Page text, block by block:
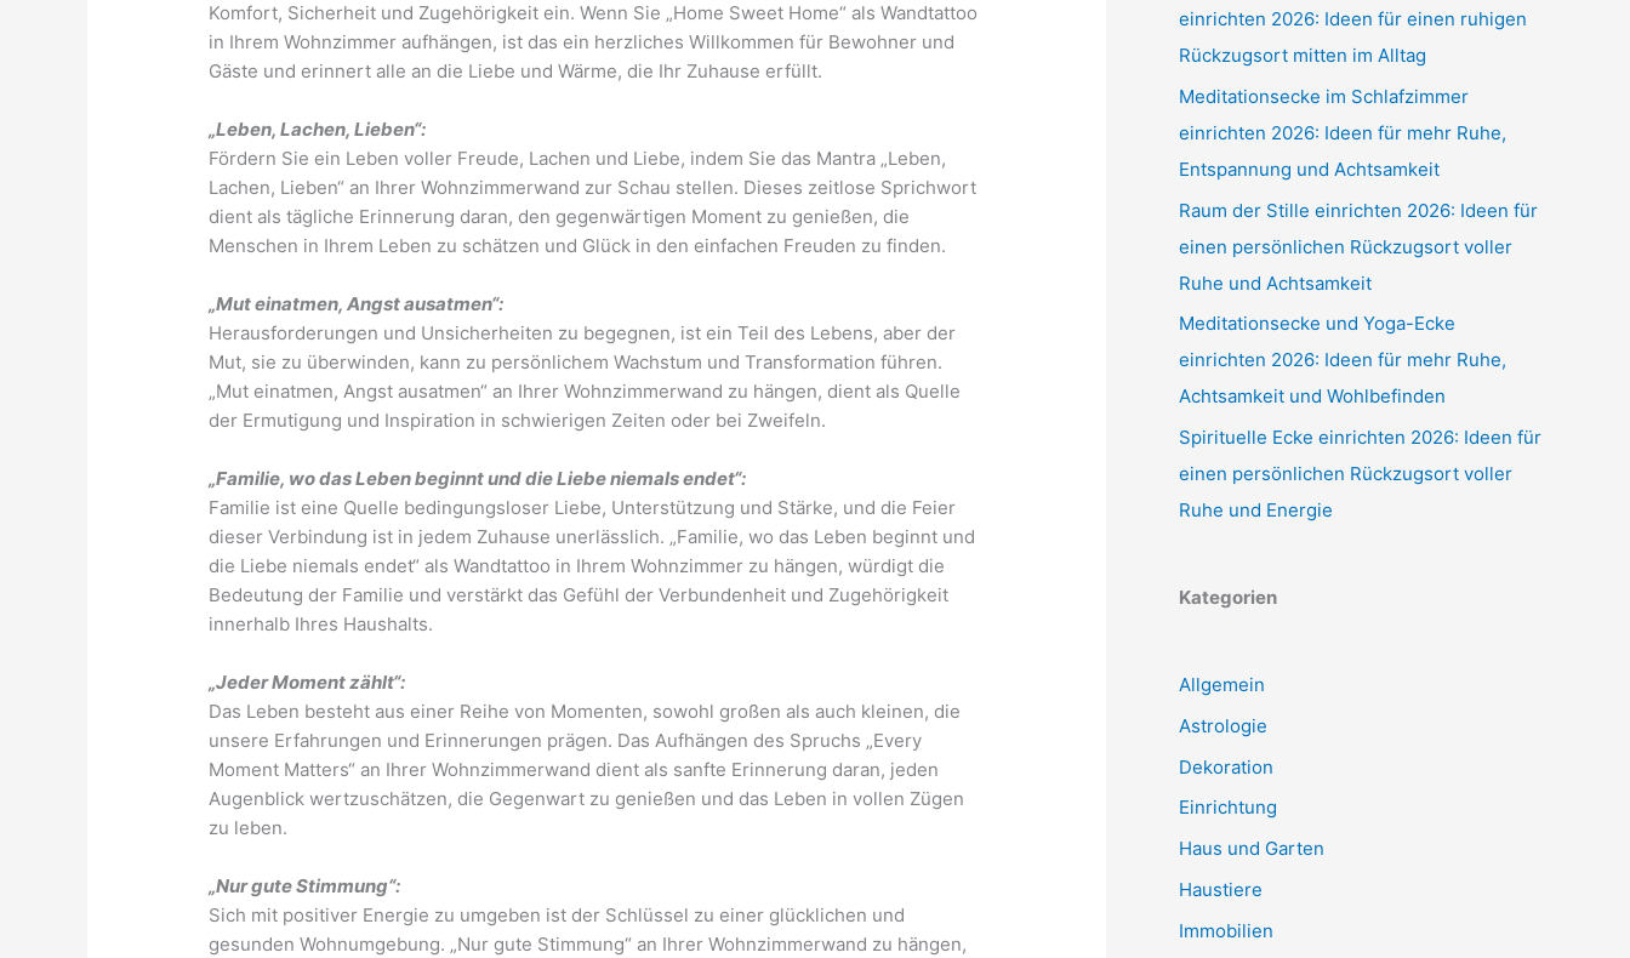
Komfort, Sicherheit und Zugehörigkeit ein. Wenn Sie „Home Sweet Home“ als Wandtattoo
in Ihrem Wohnzimmer aufhängen, ist das ein herzliches Willkommen für Bewohner und
Gäste und erinnert alle an die Liebe und Wärme, die Ihr Zuhause erfüllt.
„Leben, Lachen, Lieben“:
Fördern Sie ein Leben voller Freude, Lachen und Liebe, indem Sie das Mantra „Leben,
Lachen, Lieben“ an Ihrer Wohnzimmerwand zur Schau stellen. Dieses zeitlose Sprichwort
dient als tägliche Erinnerung daran, den gegenwärtigen Moment zu genießen, die
Menschen in Ihrem Leben zu schätzen und Glück in den einfachen Freuden zu finden.
„Mut einatmen, Angst ausatmen“:
Herausforderungen und Unsicherheiten zu begegnen, ist ein Teil des Lebens, aber der
Mut, sie zu überwinden, kann zu persönlichem Wachstum und Transformation führen.
„Mut einatmen, Angst ausatmen“ an Ihrer Wohnzimmerwand zu hängen, dient als Quelle
der Ermutigung und Inspiration in schwierigen Zeiten oder bei Zweifeln.
„Familie, wo das Leben beginnt und die Liebe niemals endet“:
Familie ist eine Quelle bedingungsloser Liebe, Unterstützung und Stärke, und die Feier
dieser Verbindung ist in jedem Zuhause unerlässlich. „Familie, wo das Leben beginnt und
die Liebe niemals endet“ als Wandtattoo in Ihrem Wohnzimmer zu hängen, würdigt die
Bedeutung der Familie und verstärkt das Gefühl der Verbundenheit und Zugehörigkeit
innerhalb Ihres Haushalts.
„Jeder Moment zählt“:
Das Leben besteht aus einer Reihe von Momenten, sowohl großen als auch kleinen, die
unsere Erfahrungen und Erinnerungen prägen. Das Aufhängen des Spruchs „Every
Moment Matters“ an Ihrer Wohnzimmerwand dient als sanfte Erinnerung daran, jeden
Augenblick wertzuschätzen, die Gegenwart zu genießen und das Leben in vollen Zügen
zu leben.
„Nur gute Stimmung“:
Sich mit positiver Energie zu umgeben ist der Schlüssel zu einer glücklichen und
gesunden Wohnumgebung. „Nur gute Stimmung“ an Ihrer Wohnzimmerwand zu hängen,
einrichten 2026: Ideen für einen ruhigen
Rückzugsort mitten im Alltag
Meditationsecke im Schlafzimmer
einrichten 2026: Ideen für mehr Ruhe,
Entspannung und Achtsamkeit
Raum der Stille einrichten 2026: Ideen für
einen persönlichen Rückzugsort voller
Ruhe und Achtsamkeit
Meditationsecke und Yoga-Ecke
einrichten 2026: Ideen für mehr Ruhe,
Achtsamkeit und Wohlbefinden
Spirituelle Ecke einrichten 2026: Ideen für
einen persönlichen Rückzugsort voller
Ruhe und Energie
Kategorien
Allgemein
Astrologie
Dekoration
Einrichtung
Haus und Garten
Haustiere
Immobilien